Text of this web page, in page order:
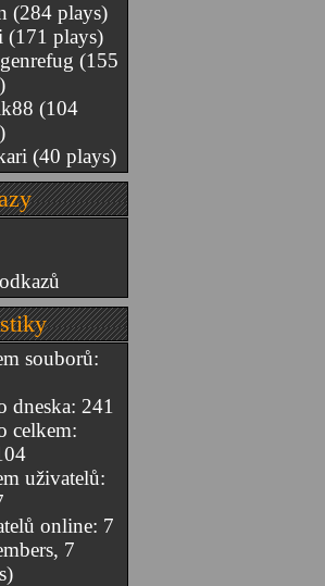
(284 plays)
(171 plays)
(155
(104
(40 plays)
souborů:
dneska: 241
celkem:
uživatelů:
online: 7
7